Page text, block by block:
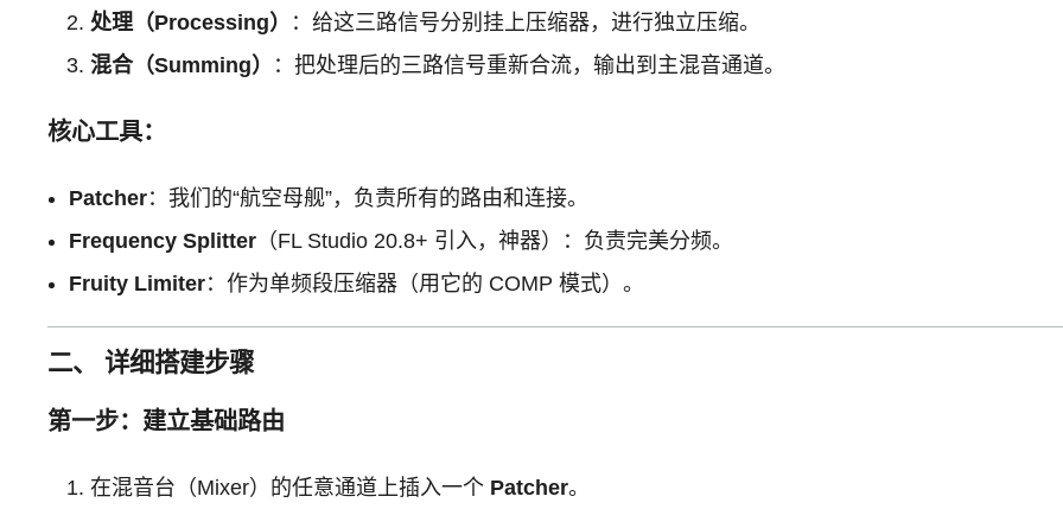
处理（Processing）
：给这三路信号分别挂上压缩器，进行独立压缩。
混合（Summing）
：把处理后的三路信号重新合流，输出到主混音通道。
核心工具：
Patcher：我们的“航空母舰”，负责所有的路由和连接。
Frequency Splitter （FL Studio 20.8+ 引入，神器）：负责完美分频。
Fruity Limiter：作为单频段压缩器（用它的 COMP 模式）。
二、 详细搭建步骤
第一步：建立基础路由
在混音台（Mixer）的任意通道上插入一个 Patcher。